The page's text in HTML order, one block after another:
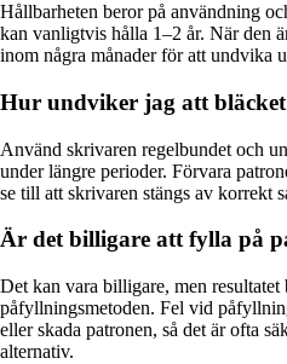
Hållbarheten beror på användning
kan vanligtvis hålla 1–2 år. När den
inom några månader för att undvika
Hur undviker jag att
Använd skrivaren regelbundet och
under längre perioder. Förvara
se till att skrivaren stängs av korrekt
Är det billigare att fylla på
Det kan vara billigare, men
påfyllningsmetoden. Fel vid
eller skada patronen, så det är ofta
alternativ.